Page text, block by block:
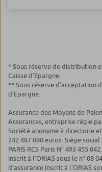
* Sous réserve de distribution
Caisse d’Epargne.
** Sous réserve d’acceptation
d’Epargne.
Assurance des Moyens de
Assurances, entreprise régie
Société anonyme à directoire
242 487 090 euros. Siège
PARIS RCS Paris N° 493 455
inscrit à l’ORIAS sous le n° 08
d’assurance inscrit à l’ORIAS